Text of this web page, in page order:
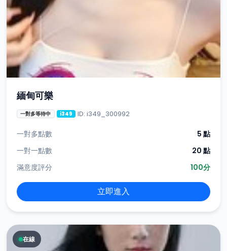
緬甸可樂
一對多等待中 i349 ID: i349_300992
一對多點數
5 點
一對一點數
20 點
滿意度評分
100分
立即進入
在線